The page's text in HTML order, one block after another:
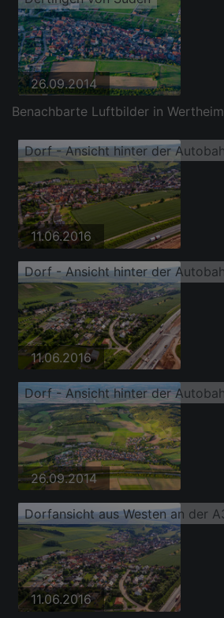
26.09.2014
Benachbarte Luftbilder in
11.06.2016
11.06.2016
26.09.2014
Dorfansicht aus Westen an der
11.06.2016